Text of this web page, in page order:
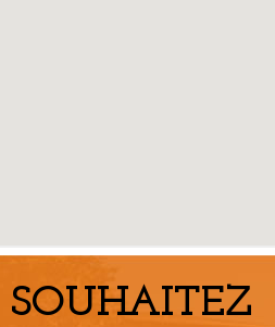
SOUHAITEZ